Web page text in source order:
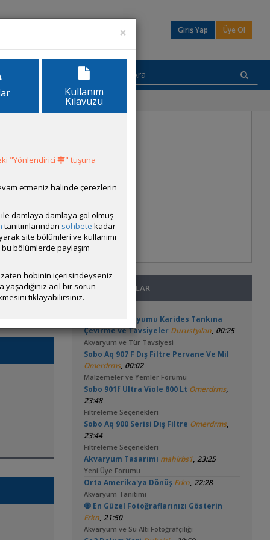
Giriş Yap Üye Ol
SON MESAJLAR
15 Litre Akvaryumu Karides Tankına
Çevirme ve Tavsiyeler Durustyilan, 00:25
Akvaryum ve Tür Tavsiyesi
Sobo Aq 907 F Dış Filtre Pervane Ve Mil
Omerdrms, 00:02
Malzemeler ve Yemler Forumu
Sobo 901f Ultra Viole 800 Lt Omerdrms,
23:48
Filtreleme Seçenekleri
Sobo Aq 900 Serisi Dış Filtre Omerdrms,
23:44
Filtreleme Seçenekleri
Akvaryum Tasarımı mahirbs1,23:25
Yeni Üye Forumu
Orta Amerika'ya Dönüş Frkn,22:28
Akvaryum Tanıtımı
🧿 En Güzel Fotoğraflarınızı Gösterin
Frkn,21:50
Akvaryum ve Su Altı Fotoğrafçılığı
×
Kullanım
Kılavuzu
"Yönlendirici
" tuşuna
etmeniz halinde çerezlerin
ile damlaya damlaya göl olmuş
tanıtımlarından sohbete kadar
site bölümleri ve kullanımı
bölümlerde paylaşım
hobinin içerisindeyseniz
acil bir sorun
tıklayabilirsiniz.